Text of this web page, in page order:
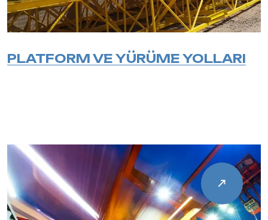
PLATFORM VE YÜRÜME YOLLARI